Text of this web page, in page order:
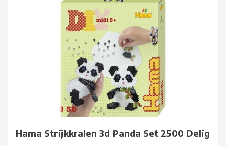
Hama Strijkkralen 3d Panda Set 2500 Delig